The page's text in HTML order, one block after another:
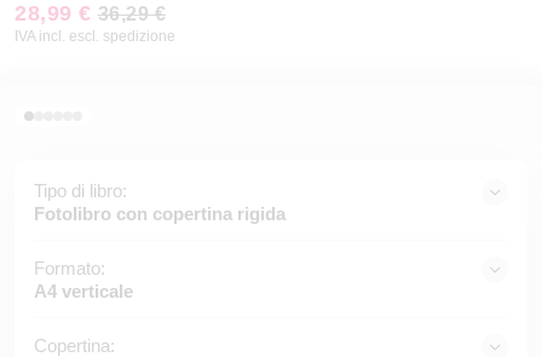
28,99 € 36,29 €
IVA incl. escl. spedizione
Tipo di libro:
Fotolibro con copertina rigida
Formato:
A4 verticale
Copertina: